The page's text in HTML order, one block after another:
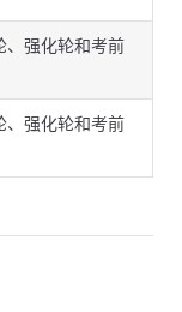
、强化轮和考前
、强化轮和考前